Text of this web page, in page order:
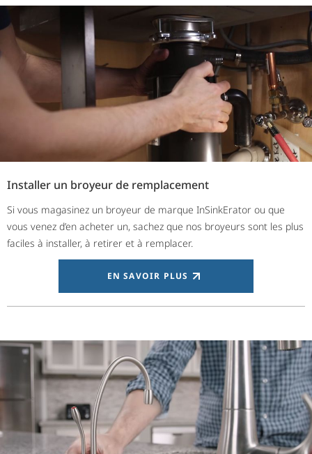
Installer un broyeur de remplacement
Si vous magasinez un broyeur de marque InSinkErator ou que
vous venez d’en acheter un, sachez que nos broyeurs sont les plus
faciles à installer, à retirer et à remplacer.
EN SAVOIR PLUS